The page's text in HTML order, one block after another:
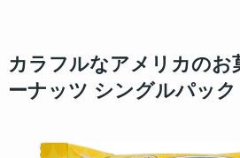
カラフルなアメリカのお
ーナッツ シングルパック